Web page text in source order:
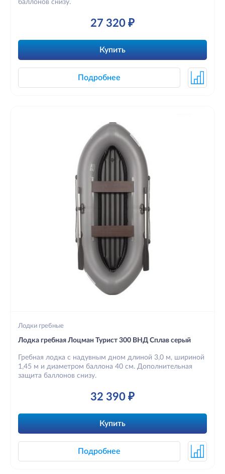
баллонов снизу.
27 320 ₽
Купить
Подробнее
Лодки гребные
Лодка гребная Лоцман Турист 300 ВНД Сплав серый
Гребная лодка с надувным дном длиной 3,0 м, шириной
1,45 м и диаметром баллона 40 см. Дополнительная
защита баллонов снизу.
32 390 ₽
Купить
Подробнее